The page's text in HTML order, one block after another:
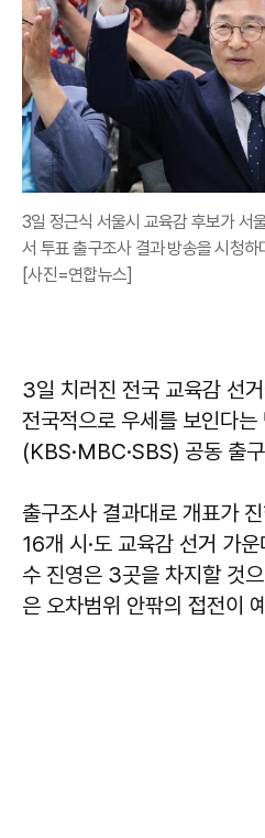
3일 정근식 서울시 교육감 후보가 서
서 투표 출구조사 결과 방송을 시청
[사진=연합뉴스]
3일 치러진 전국 교육감 선
전국적으로 우세를 보인다
(KBS·MBC·SBS) 공동 출
출구조사 결과대로 개표가
16개 시·도 교육감 선거 가
수 진영은 3곳을 차지할 것
은 오차범위 안팎의 접전이